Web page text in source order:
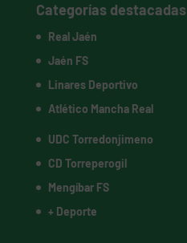
Categorías destacadas
Real Jaén
Jaén FS
Linares Deportivo
Atlético Mancha Real
UDC Torredonjimeno
CD Torreperogil
Mengíbar FS
+ Deporte